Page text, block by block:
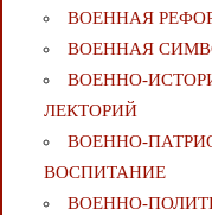
ВОЕННАЯ
ВОЕННАЯ
ВОЕННО-
ЛЕКТОРИЙ
ВОЕННО-
ВОСПИТАНИЕ
ВОЕННО-